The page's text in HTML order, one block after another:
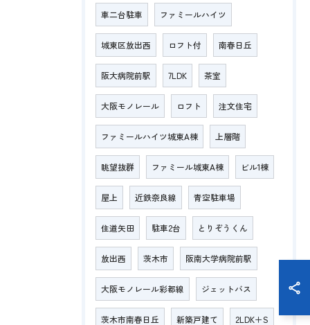
車二台駐車 ファミールハイツ
城東区放出西 ロフト付 南春日丘
阪大病院前駅 7LDK 茶室
大阪モノレール ロフト 注文住宅
ファミールハイツ城東A棟 上層階
眺望抜群 ファミール城東A棟 ビル1棟
屋上 近鉄奈良線 青空駐車場
住道矢田 駐車2台 とりぞうくん
放出西 茨木市 阪南大学病院前駅
大阪モノレール彩都線 ジェットバス
茨木市南春日丘 新築戸建て 2LDK＋S